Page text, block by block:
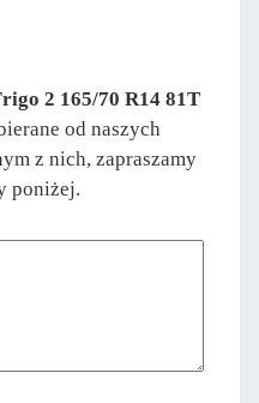
2 165/70 R14 81T
od naszych
z nich, zapraszamy
poniżej.